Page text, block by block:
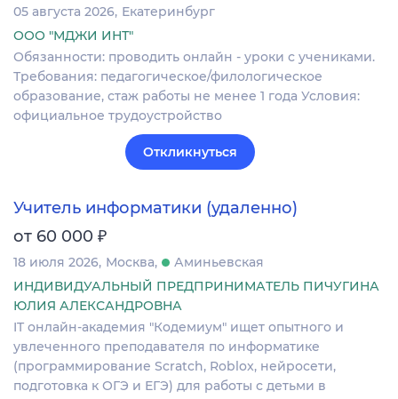
05 августа 2026 Екатеринбург
ООО "МДЖИ ИНТ"
Обязанности: проводить онлайн - уроки с учениками.
Требования: педагогическое/филологическое
образование, стаж работы не менее 1 года Условия:
официальное трудоустройство
Откликнуться
Учитель информатики (удаленно)
от 60 000 ₽
18 июля 2026 Москва
Аминьевская
ИНДИВИДУАЛЬНЫЙ ПРЕДПРИНИМАТЕЛЬ ПИЧУГИНА
ЮЛИЯ АЛЕКСАНДРОВНА
IT онлайн-академия "Кодемиум" ищет опытного и
увлеченного преподавателя по информатике
(программирование Scratch, Roblox, нейросети,
подготовка к ОГЭ и ЕГЭ) для работы с детьми в